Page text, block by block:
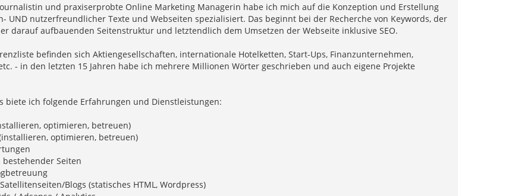
und praxiserprobte Online Marketing Managerin habe ich mich auf die Konzeption und Erstellung
UND nutzerfreundlicher Texte und Webseiten spezialisiert. Das beginnt bei der Recherche von Keywords, der
darauf aufbauenden Seitenstruktur und letztendlich dem Umsetzen der Webseite inklusive SEO.
befinden sich Aktiengesellschaften, internationale Hotelketten, Start-Ups, Finanzunternehmen,
- in den letzten 15 Jahren habe ich mehrere Millionen Wörter geschrieben und auch eigene Projekte
biete ich folgende Erfahrungen und Dienstleistungen:
optimieren, betreuen)
optimieren, betreuen)
bestehender Seiten
Blogs (statisches HTML, Wordpress)